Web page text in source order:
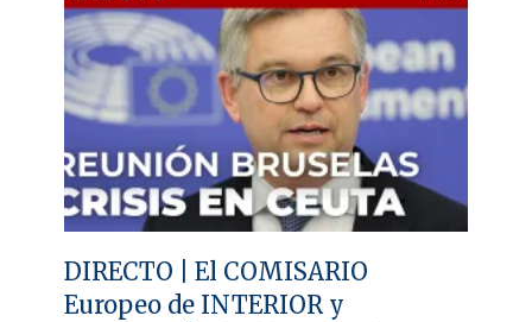
DIRECTO | El COMISARIO
Europeo de INTERIOR y